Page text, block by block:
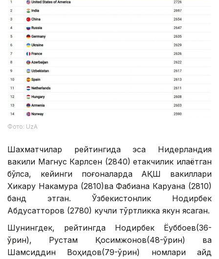
Фото: UzA
Шахматчилар рейтингида эса Нидерландия
вакили Магнус Карлсен (2840) етакчилик қилаётган
бўлса, кейинги поғоналарда АҚШ вакиллари
Хикару Накамура (2810)ва Фабиана Каруана (2810)
банд этган. Ўзбекистонлик Нодирбек
Абдусатторов (2780) кучли тўртликка якун ясаган.
Шунингдек, рейтингда Нодирбек Ёқуббоев(36-
ўрин), Рустам Қосимжонов(48-ўрин) ва
Шамсиддин Воҳидов(79-ўрин) номлари қайд